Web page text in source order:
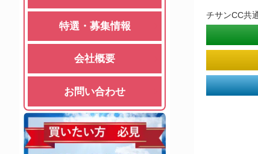
特選・募集情報
会社概要
お問い合わせ
チサンCC共